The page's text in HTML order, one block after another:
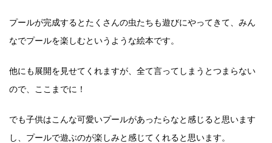
プールが完成するとたくさんの虫たちも遊びにやってきて、みん
なでプールを楽しむというような絵本です。
他にも展開を見せてくれますが、全て言ってしまうとつまらない
ので、ここまでに！
でも子供はこんな可愛いプールがあったらなと感じると思います
し、プールで遊ぶのが楽しみと感じてくれると思います。